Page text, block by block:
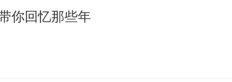
你回忆那些年